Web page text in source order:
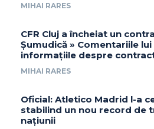
MIHAI RARES
CFR Cluj a încheiat un
Șumudică » Comentariile
informațiile despre
MIHAI RARES
Oficial: Atletico Madrid l-a
stabilind un nou record de
națiunii